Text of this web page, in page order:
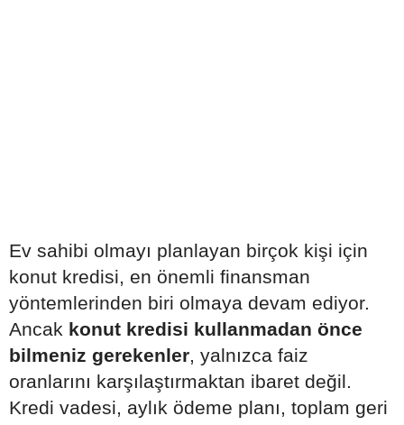
Ev sahibi olmayı planlayan birçok kişi için
konut kredisi, en önemli finansman
yöntemlerinden biri olmaya devam ediyor.
Ancak konut kredisi kullanmadan önce
bilmeniz gerekenler, yalnızca faiz
oranlarını karşılaştırmaktan ibaret değil.
Kredi vadesi, aylık ödeme planı, toplam geri